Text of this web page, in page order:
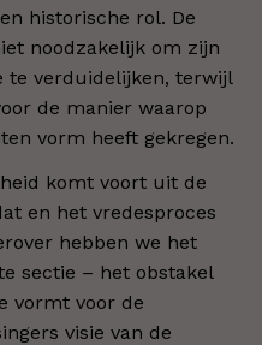
historische rol. De
noodzakelijk om zijn
te verduidelijken, terwijl
de manier waarop
vorm heeft gekregen.
komt voort uit de
en het vredesproces
hebben we het
sectie – het obstakel
vormt voor de
visie van de